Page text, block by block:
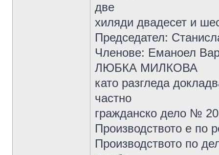
две
хиляди двадесет и
Председател:
Членове: Еманоел
ЛЮБКА МИЛКОВА
като разгледа
частно
гражданско дело №
Производството е по
Производството по